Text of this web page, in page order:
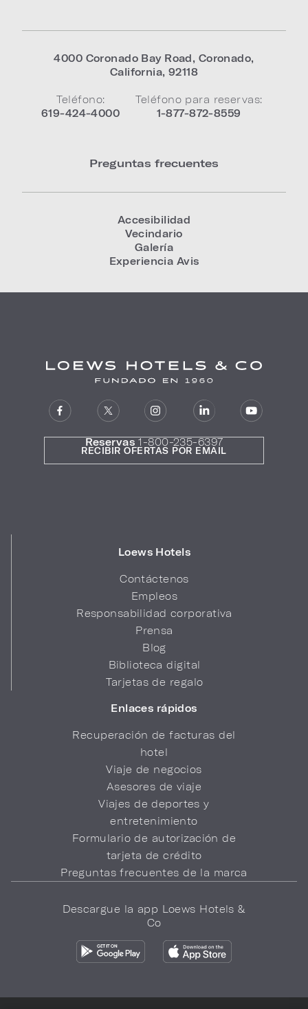
4000 Coronado Bay Road, Coronado,
California,92118
Teléfono:
619-424-4000
Teléfono para reservas:
1-877-872-8559
Preguntas frecuentes
Accesibilidad
Vecindario
Galería
Experiencia Avis
Reservas 1-800-235-6397
Loews Hotels
Contáctenos
Empleos
Responsabilidad corporativa
Prensa
Blog
Biblioteca digital
Tarjetas de regalo
Enlaces rápidos
Recuperación de facturas del
hotel
Viaje de negocios
Asesores de viaje
Viajes de deportes y
entretenimiento
Formulario de autorización de
tarjeta de crédito
Preguntas frecuentes de la marca
RECIBIR OFERTAS POR EMAIL
Descargue la app Loews Hotels &
Co